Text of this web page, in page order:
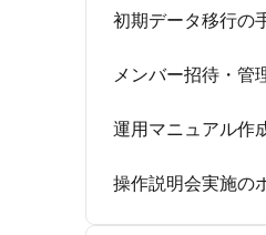
初期データ移行の
メンバー招待・管
運用マニュアル作
操作説明会実施の